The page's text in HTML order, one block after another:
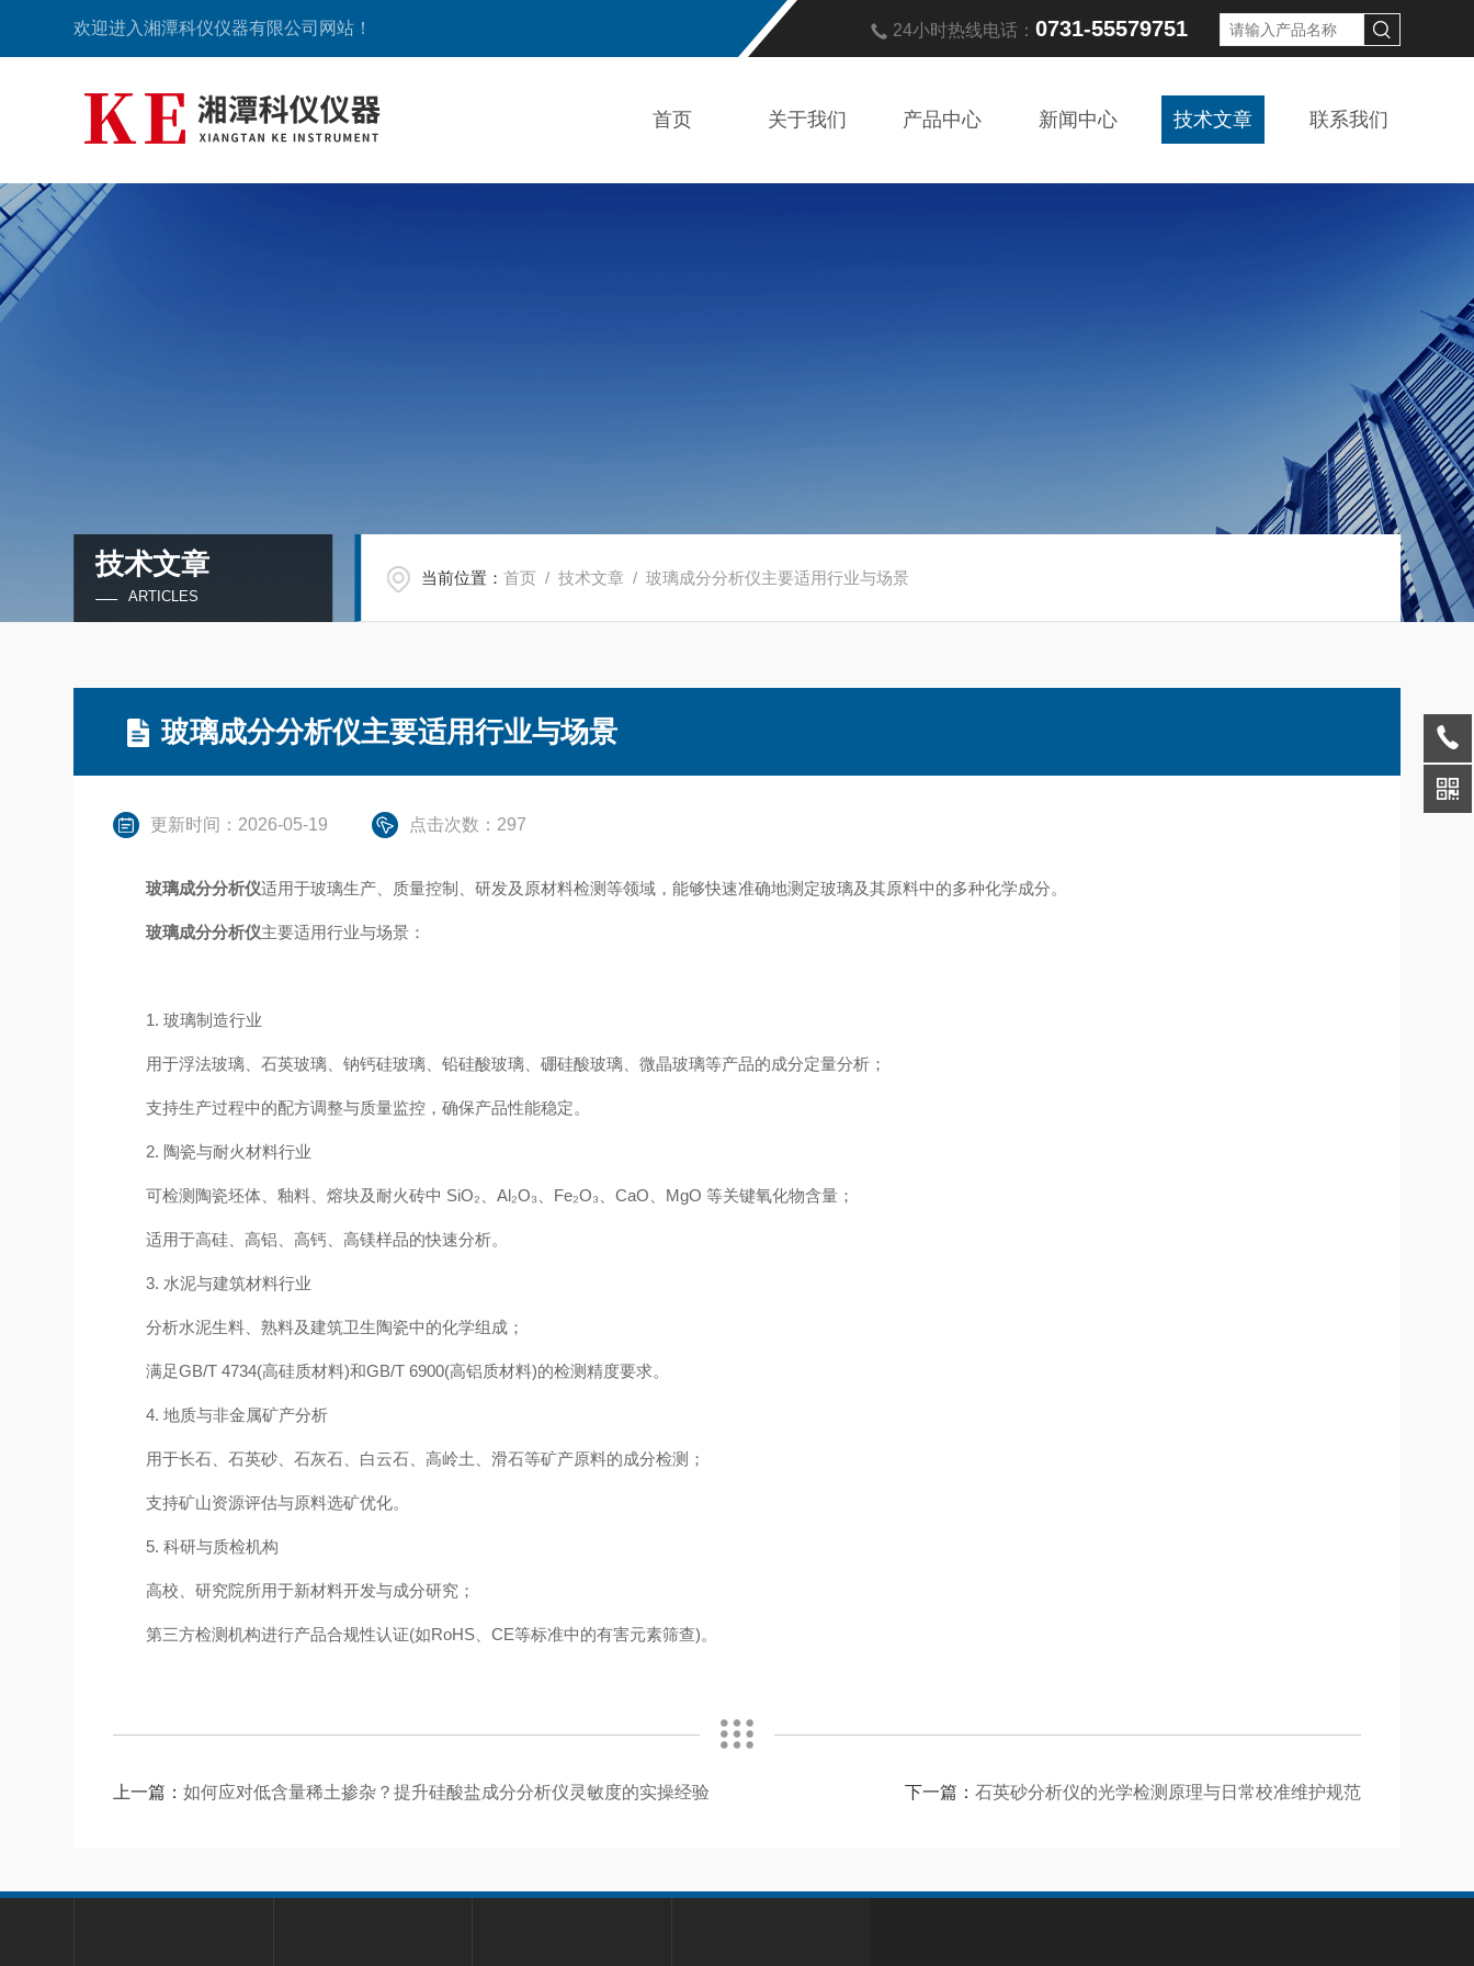
欢迎进入湘潭科仪仪器有限公司网站！ 24小时热线电话： 0731-55579751
首页 关于我们 产品中心 新闻中心 技术文章 联系我们
技术文章
ARTICLES
当前位置：首页 /技术文章 / 玻璃成分分析仪主要适用行业与场景
玻璃成分分析仪主要适用行业与场景
更新时间：2026-05-19 点击次数：297
‌玻璃成分分析仪‌适用于‌玻璃生产、质量控制、研发及原材料检测‌等领域，能够快速准确地测定玻璃及其原料中的多种化学成分。
玻璃成分分析仪‌主要适用行业与场景：
1. ‌玻璃制造行业‌
用于浮法玻璃、石英玻璃、钠钙硅玻璃、铅硅酸玻璃、硼硅酸玻璃、微晶玻璃等产品的‌成分定量分析‌；
支持生产过程中的‌配方调整与质量监控‌，确保产品性能稳定。
2. ‌陶瓷与耐火材料行业‌
可检测陶瓷坯体、釉料、熔块及耐火砖中 ‌SiO₂、Al₂O₃、Fe₂O₃、CaO、MgO‌ 等关键氧化物含量；
适用于高硅、高铝、高钙、高镁样品的快速分析。
3. ‌水泥与建筑材料行业‌
分析水泥生料、熟料及建筑卫生陶瓷中的化学组成；
满足GB/T 4734(高硅质材料)和GB/T 6900(高铝质材料)的检测精度要求。
4. ‌地质与非金属矿产分析‌
用于长石、石英砂、石灰石、白云石、高岭土、滑石等矿产原料的成分检测；
支持矿山资源评估与原料选矿优化。
5. ‌科研与质检机构‌
高校、研究院所用于新材料开发与成分研究；
第三方检测机构进行产品合规性认证(如RoHS、CE等标准中的有害元素筛查)。
上一篇：如何应对低含量稀土掺杂？提升硅酸盐成分分析仪灵敏度的实操经验 下一篇： 石英砂分析仪的光学检测原理与日常校准维护规范